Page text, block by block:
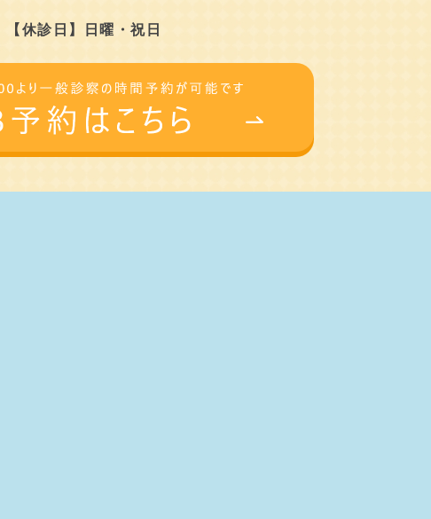
【休診日】日曜・祝日